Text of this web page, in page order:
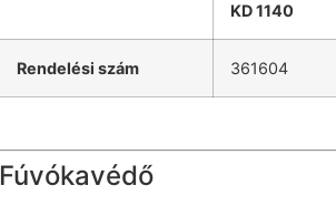
KD 1140
Rendelési szám 361604
Fúvókavédő